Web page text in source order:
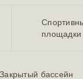
площадки
Закрытый бассейн